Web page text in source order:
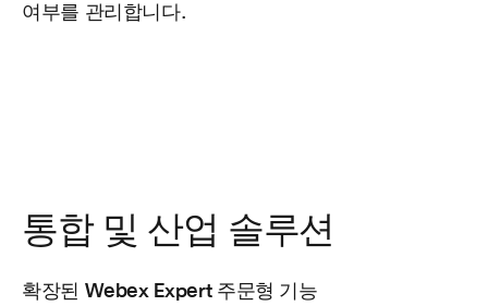
여부를 관리합니다.
통합 및 산업 솔루션
확장된 Webex Expert 주문형 기능